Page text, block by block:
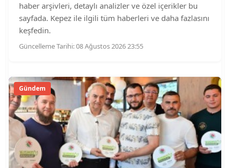
haber arşivleri, detaylı analizler ve özel içerikler bu
sayfada. Kepez ile ilgili tüm haberleri ve daha fazlasını
keşfedin.
Güncelleme Tarihi: 08 Ağustos 2026 23:55
Gündem